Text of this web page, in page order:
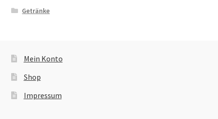
Getränke
Mein Konto
Shop
Impressum